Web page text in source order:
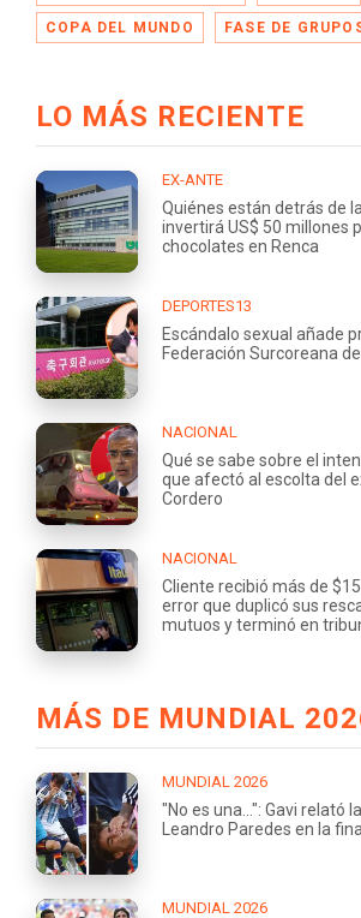
COPA DEL MUNDO FASE DE
LO MÁS RECIENTE
EX-ANTE
Quiénes están detrás de
invertirá US$ 50 millones
chocolates en Renca
DEPORTES13
Escándalo sexual añade
Federación Surcoreana de
NACIONAL
Qué se sabe sobre el
que afectó al escolta del
Cordero
NACIONAL
Cliente recibió más de
error que duplicó sus
mutuos y terminó en
MÁS DE MUNDIAL
MUNDIAL 2026
"No es una...": Gavi relató
Leandro Paredes en la
MUNDIAL 2026